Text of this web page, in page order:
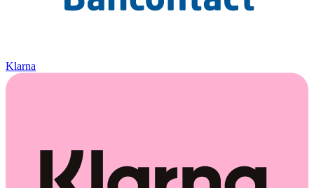
Klarna